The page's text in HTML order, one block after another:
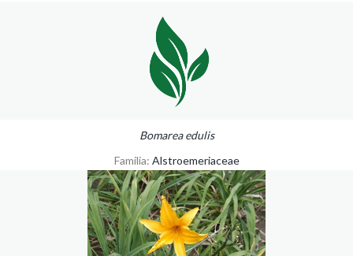
Bomarea edulis
Familia: Alstroemeriaceae